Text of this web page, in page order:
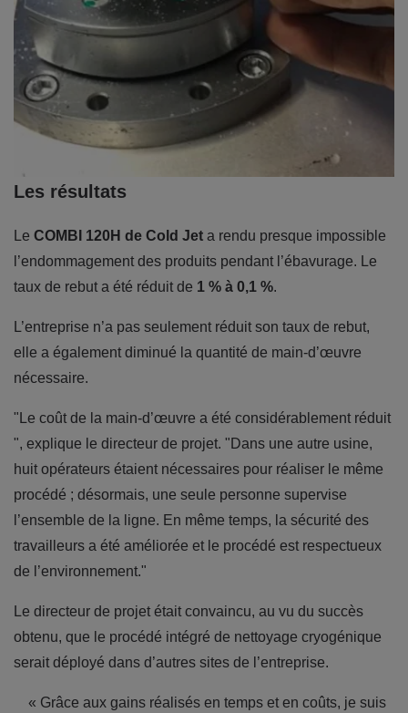
Les résultats
Le COMBI 120H de Cold Jet a rendu presque impossible
l’endommagement des produits pendant l’ébavurage. Le
taux de rebut a été réduit de 1 % à 0,1 %.
L’entreprise n’a pas seulement réduit son taux de rebut,
elle a également diminué la quantité de main-d’œuvre
nécessaire.
" Le coût de la main-d’œuvre a été considérablement réduit
", explique le directeur de projet. " Dans une autre usine,
huit opérateurs étaient nécessaires pour réaliser le même
procédé ; désormais, une seule personne supervise
l’ensemble de la ligne. En même temps, la sécurité des
travailleurs a été améliorée et le procédé est respectueux
de l’environnement."
Le directeur de projet était convaincu, au vu du succès
obtenu, que le procédé intégré de nettoyage cryogénique
serait déployé dans d’autres sites de l’entreprise.
« Grâce aux gains réalisés en temps et en coûts, je suis